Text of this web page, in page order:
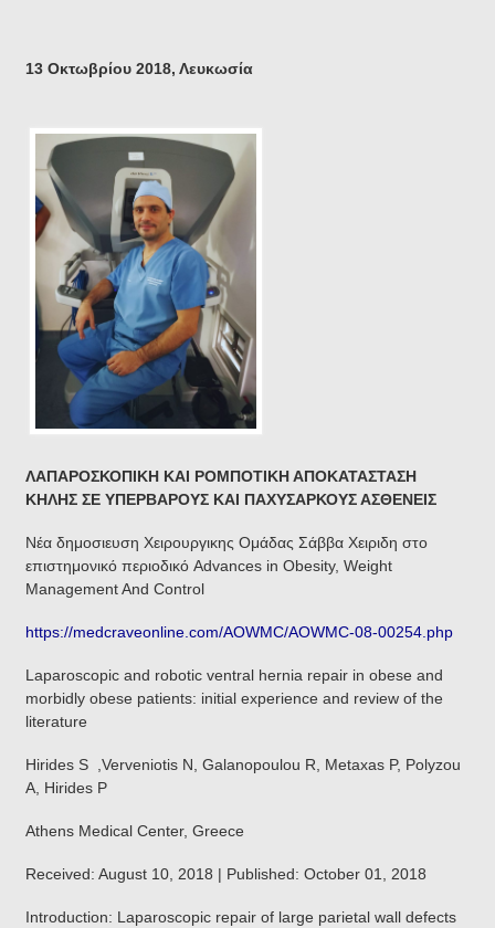
13 Οκτωβρίου 2018, Λευκωσία
ΛΑΠΑΡΟΣΚΟΠΙΚΗ ΚΑΙ ΡΟΜΠΟΤΙΚΗ ΑΠΟΚΑΤΑΣΤΑΣΗ
ΚΗΛΗΣ ΣΕ ΥΠΕΡΒΑΡΟΥΣ ΚΑΙ ΠΑΧΥΣΑΡΚΟΥΣ ΑΣΘΕΝΕΙΣ
Νέα δημοσιευση Χειρουργικης Ομάδας Σάββα Χειριδη στο
επιστημονικό περιοδικό Advances in Obesity, Weight
Management And Control
https://medcraveonline.com/AOWMC/AOWMC-08-00254.php
Laparoscopic and robotic ventral hernia repair in obese and
morbidly obese patients: initial experience and review of the
literature
Hirides S ,Verveniotis N, Galanopoulou R, Metaxas P, Polyzou
A, Hirides P
Athens Medical Center, Greece
Received: August 10, 2018 | Published: October 01, 2018
Introduction: Laparoscopic repair of large parietal wall defects